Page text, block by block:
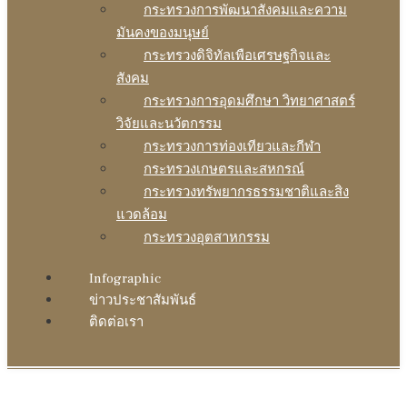
กระทรวงการพัฒนาสังคมและความ
มันคงของมนุษย์
กระทรวงดิจิทัลเพือเศรษฐกิจและ
สังคม
กระทรวงการอุดมศึกษา วิทยาศาสตร์
วิจัยและนวัตกรรม
กระทรวงการท่องเทียวและกีฬา
กระทรวงเกษตรและสหกรณ์
กระทรวงทรัพยากรธรรมชาติและสิง
แวดล้อม
กระทรวงอุตสาหกรรม
Infographic
ข่าวประชาสัมพันธ์
ติดต่อเรา